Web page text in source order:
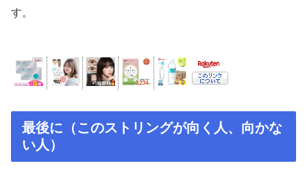
す。
最後に（このストリングが向く人、向かな
い人）